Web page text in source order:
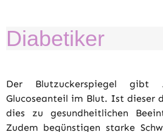
Diabetiker
Der Blutzuckerspiegel gibt
Glucoseanteil im Blut. Ist dieser
dies zu gesundheitlichen
Zudem begünstigen starke